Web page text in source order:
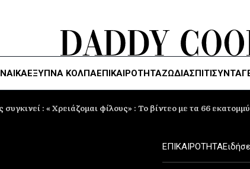
ΈΞΥΠΝΑ ΚΌΛΠΑΕΠΙΚΑΙΡΟΤΗΤΑΖΏΔΙΑΣΠΙΤΙ
συγκινεί : « Χρειάζομαι φίλους» : Το βίντεο με τα 66
ΕΠΙΚΑΙΡΟΤΗΤΑ